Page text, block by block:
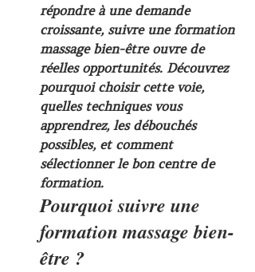
répondre à une demande
croissante, suivre une formation
massage bien-être ouvre de
réelles opportunités. Découvrez
pourquoi choisir cette voie,
quelles techniques vous
apprendrez, les débouchés
possibles, et comment
sélectionner le bon centre de
formation.
Pourquoi suivre une
formation massage bien-
être ?